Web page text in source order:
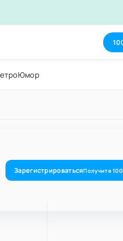
Юмор
ЗарегистрироватьсяПолучите100